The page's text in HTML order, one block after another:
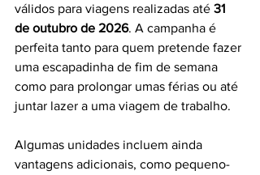
válidos para viagens realizadas até 31
de outubro de 2026. A campanha é
perfeita tanto para quem pretende fazer
uma escapadinha de fim de semana
como para prolongar umas férias ou até
juntar lazer a uma viagem de trabalho.
Algumas unidades incluem ainda
vantagens adicionais, como pequeno-